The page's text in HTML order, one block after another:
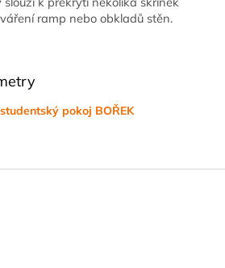
ramp nebo obkladů stěn.
pokoj BOŘEK